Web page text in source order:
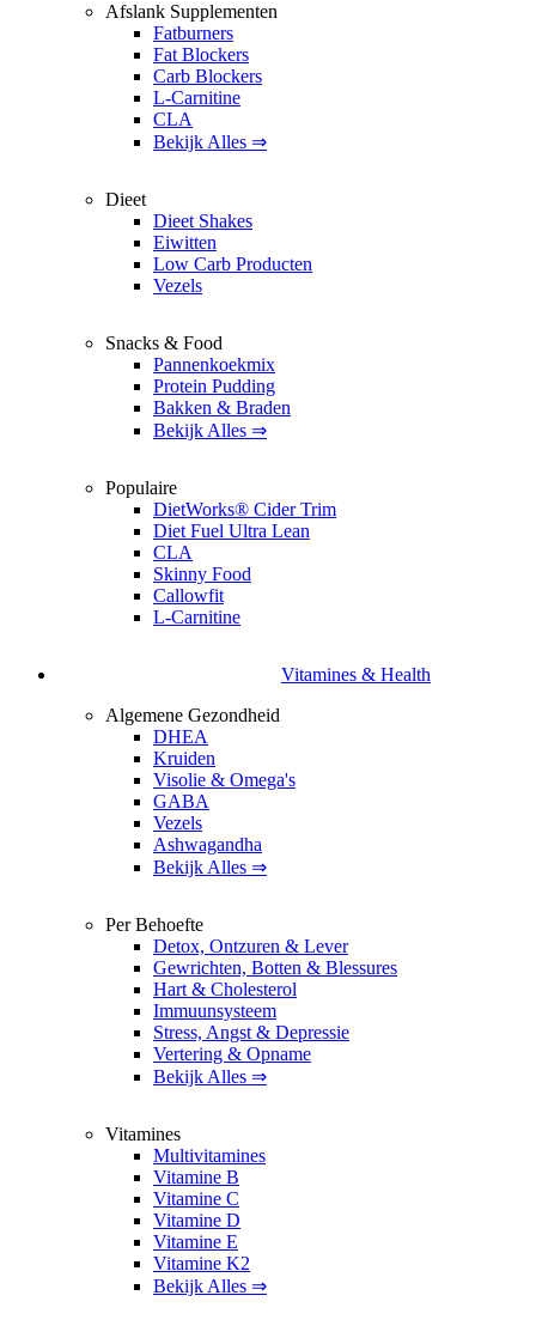
Afslank Supplementen
Fatburners
Fat Blockers
Carb Blockers
L-Carnitine
CLA
Bekijk Alles ⇒
Dieet
Dieet Shakes
Eiwitten
Low Carb Producten
Vezels
Snacks & Food
Pannenkoekmix
Protein Pudding
Bakken & Braden
Bekijk Alles ⇒
Populaire
DietWorks® Cider Trim
Diet Fuel Ultra Lean
CLA
Skinny Food
Callowfit
L-Carnitine
Vitamines & Health
Algemene Gezondheid
DHEA
Kruiden
Visolie & Omega's
GABA
Vezels
Ashwagandha
Bekijk Alles ⇒
Per Behoefte
Detox, Ontzuren & Lever
Gewrichten, Botten & Blessures
Hart & Cholesterol
Immuunsysteem
Stress, Angst & Depressie
Vertering & Opname
Bekijk Alles ⇒
Vitamines
Multivitamines
Vitamine B
Vitamine C
Vitamine D
Vitamine E
Vitamine K2
Bekijk Alles ⇒